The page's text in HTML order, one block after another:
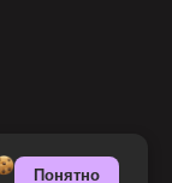
Понятно